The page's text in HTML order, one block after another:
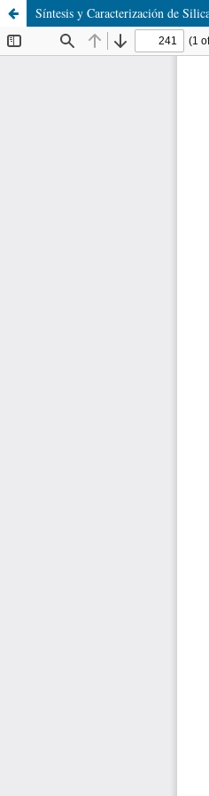
Síntesis y Caracterización de